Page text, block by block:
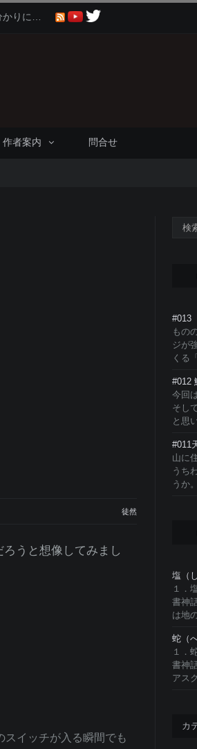
聖書に比べると仏教や神道は「これ読めばOK」がないから分かりにくくないか問題
作者案内 問合せ
徒然
うと想像してみまし
スイッチが入る瞬間でも
#013
もの
ジが
くる
#012
今回
そし
と思
#011
山に
うち
うか
塩（
１．
書神
は地
蛇（
１．
書神
アス
カ